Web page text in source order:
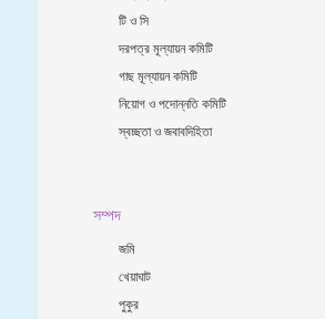
টি ও সি
দরপত্র মূল্যায়ন কমিটি
গাছ মূল্যায়ন কমিটি
নিয়োগ ও পদোন্নতি কমিটি
স্বচ্ছতা ও জবাবদিহিতা
সম্পদ
জমি
খেয়াঘাট
পুকুর